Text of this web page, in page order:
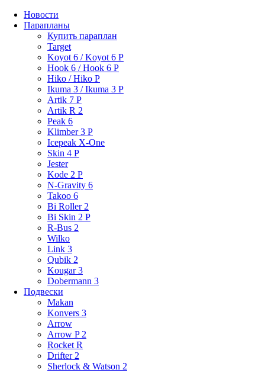
Новости
Парапланы
Купить параплан
Target
Koyot 6 / Koyot 6 P
Hook 6 / Hook 6 P
Hiko / Hiko P
Ikuma 3 / Ikuma 3 P
Artik 7 P
Artik R 2
Peak 6
Klimber 3 P
Icepeak X-One
Skin 4 P
Jester
Kode 2 P
N-Gravity 6
Takoo 6
Bi Roller 2
Bi Skin 2 P
R-Bus 2
Wilko
Link 3
Qubik 2
Kougar 3
Dobermann 3
Подвески
Makan
Konvers 3
Arrow
Arrow P 2
Rocket R
Drifter 2
Sherlock & Watson 2